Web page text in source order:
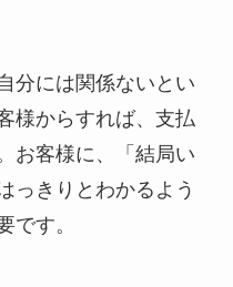
分には関係ないとい
様からすれば、支払
お客様に、「結局い
っきりとわかるよう
です。